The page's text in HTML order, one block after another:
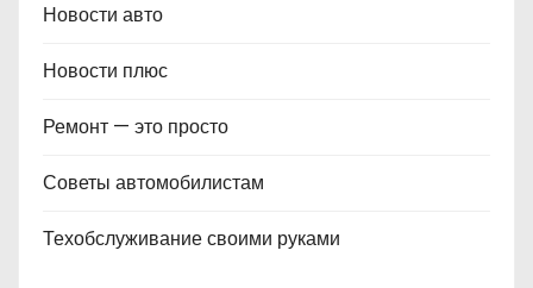
Новости авто
Новости плюс
Ремонт — это просто
Советы автомобилистам
Техобслуживание своими руками